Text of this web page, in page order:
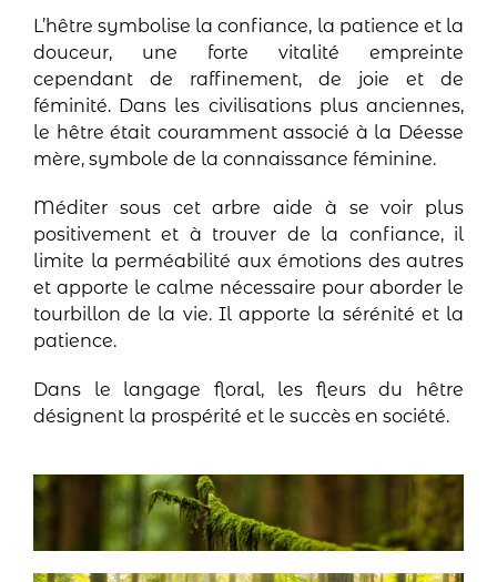
L’hêtre symbolise la confiance, la patience et la
douceur, une forte vitalité empreinte
cependant de raffinement, de joie et de
féminité. Dans les civilisations plus anciennes,
le hêtre était couramment associé à la Déesse
mère, symbole de la connaissance féminine.
Méditer sous cet arbre aide à se voir plus
positivement et à trouver de la confiance, il
limite la perméabilité aux émotions des autres
et apporte le calme nécessaire pour aborder le
tourbillon de la vie. Il apporte la sérénité et la
patience.
Dans le langage floral, les fleurs du hêtre
désignent la prospérité et le succès en société.